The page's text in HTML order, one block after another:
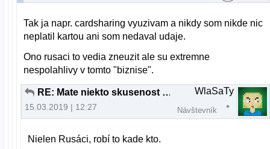
Tak ja napr. cardsharing vyuzivam a nikdy som nikde nic
neplatil kartou ani som nedaval udaje.
Ono rusaci to vedia zneuzit ale su extremne
nespolahlivy v tomto "biznise".
RE: Mate niekto skusenost s Paysafecard?
15.03.2019 | 12:27
WlaSaTy
Návštevník
Nielen Rusáci, robí to kade kto.